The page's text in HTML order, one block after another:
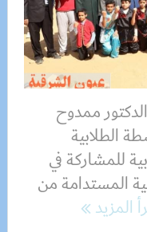
ممدوح
الطلابية
للمشاركة في
المستدامة من
المزيد